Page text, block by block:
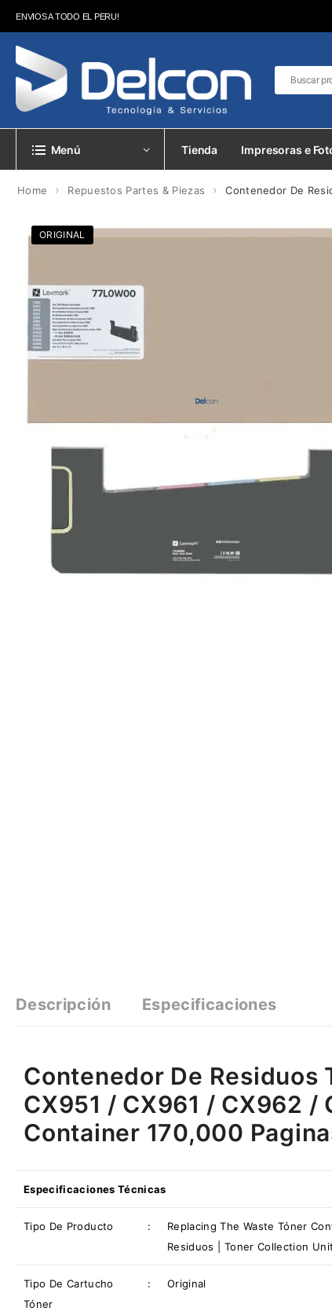
ENVIOS A TODO EL PERU!
Menú Tienda Impresoras e
Home › Repuestos Partes & Piezas › Contenedor De
ORIGINAL
Descripción Especificaciones
Contenedor De
CX951 / CX961 / CX962
Container 170,000
Especificaciones Técnicas
Tipo De Producto :
Replacing The Waste Tóner
Residuos | Toner Collection Unit
Tipo De Cartucho
Tóner
: Original